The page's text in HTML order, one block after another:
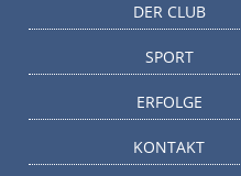
DER CLUB
SPORT
ERFOLGE
KONTAKT